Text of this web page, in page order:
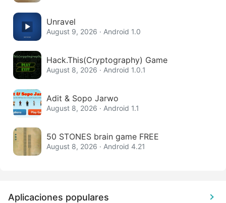
Unravel
August 9, 2026 · Android 1.0
Hack.This(Cryptography) Game
August 8, 2026 · Android 1.0.1
Adit & Sopo Jarwo
August 8, 2026 · Android 1.1
50 STONES brain game FREE
August 8, 2026 · Android 4.21
Aplicaciones populares